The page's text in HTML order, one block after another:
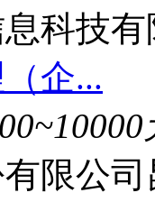
科技
企...
限公